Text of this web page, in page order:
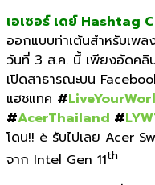
เอเซอร์ เดย์ Hashtag
ออกแบบท่าเต้นสำหรับเพล
วันที่ 3 ส.ค. นี้ เพียงอัดคลิ
เปิดสาธารณะบน
แฮชแทค #
#AcerThailand #
โดน!! è รับไปเลย Acer
จาก Intel Gen 11th